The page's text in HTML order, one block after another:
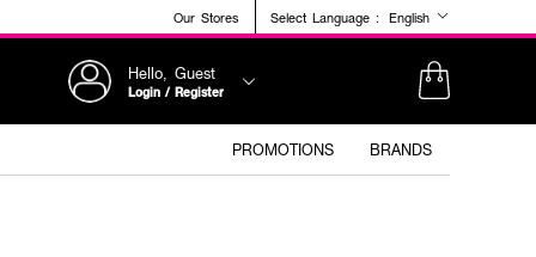
Our Stores Select Language : English
Hello, Guest
Login / Register
PROMOTIONS BRANDS